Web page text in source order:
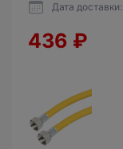
Дата доставки:
436 ₽